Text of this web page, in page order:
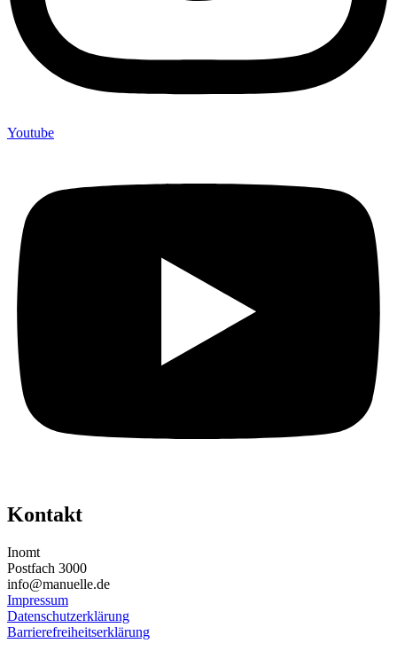
Youtube
Kontakt
Inomt
Postfach 3000
info@manuelle.de
Impressum
Datenschutzerklärung
Barrierefreiheitserklärung